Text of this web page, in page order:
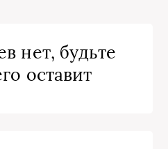
нет, будьте
оставит